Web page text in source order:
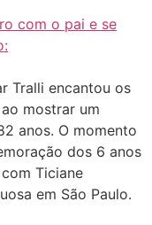
Tralli encantou os
mostrar um
anos. O momento
dos 6 anos
Ticiane
em São Paulo.